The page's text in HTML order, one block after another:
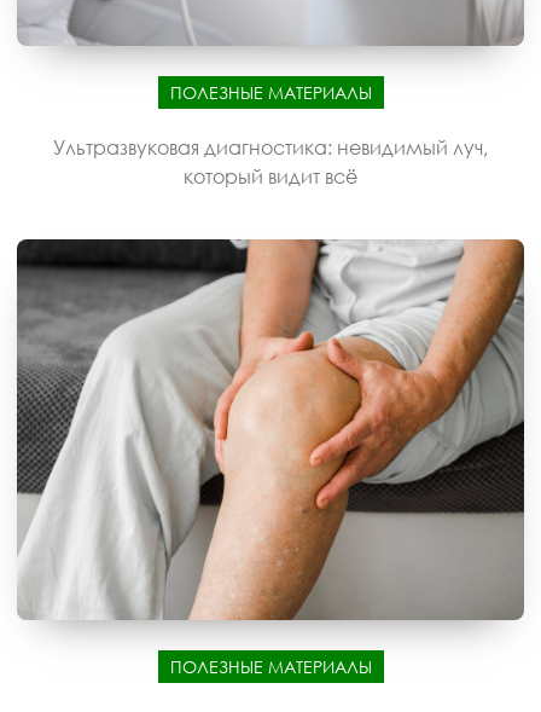
ПОЛЕЗНЫЕ МАТЕРИАЛЫ
Ультразвуковая диагностика: невидимый луч,
который видит всё
ПОЛЕЗНЫЕ МАТЕРИАЛЫ